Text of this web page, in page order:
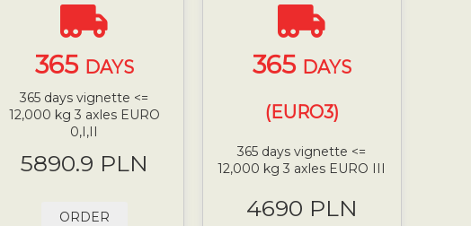
365 DAYS
365 days vignette <=
12,000 kg 3 axles EURO
0,I,II
5890.9 PLN
ORDER
365 DAYS
(EURO3)
365 days vignette <=
12,000 kg 3 axles EURO III
4690 PLN